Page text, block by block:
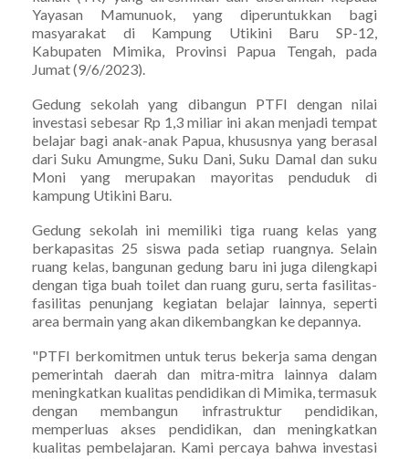
Yayasan Mamunuok, yang diperuntukkan bagi
masyarakat di Kampung Utikini Baru SP-12,
Kabupaten Mimika, Provinsi Papua Tengah, pada
Jumat (9/6/2023).
Gedung sekolah yang dibangun PTFI dengan nilai
investasi sebesar Rp 1,3 miliar ini akan menjadi tempat
belajar bagi anak-anak Papua, khususnya yang berasal
dari Suku Amungme, Suku Dani, Suku Damal dan suku
Moni yang merupakan mayoritas penduduk di
kampung Utikini Baru.
Gedung sekolah ini memiliki tiga ruang kelas yang
berkapasitas 25 siswa pada setiap ruangnya. Selain
ruang kelas, bangunan gedung baru ini juga dilengkapi
dengan tiga buah toilet dan ruang guru, serta fasilitas-
fasilitas penunjang kegiatan belajar lainnya, seperti
area bermain yang akan dikembangkan ke depannya.
"PTFI berkomitmen untuk terus bekerja sama dengan
pemerintah daerah dan mitra-mitra lainnya dalam
meningkatkan kualitas pendidikan di Mimika, termasuk
dengan membangun infrastruktur pendidikan,
memperluas akses pendidikan, dan meningkatkan
kualitas pembelajaran. Kami percaya bahwa investasi